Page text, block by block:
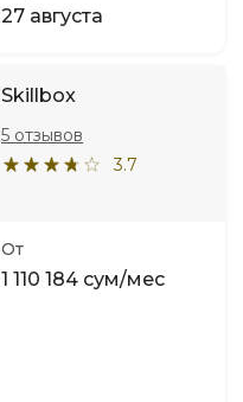
27 августа
Skillbox
3.7
5 отзывов
От
1 110 184 сум/мес